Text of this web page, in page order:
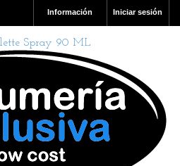
Iniciar sesión
Información
Spray 90 ML